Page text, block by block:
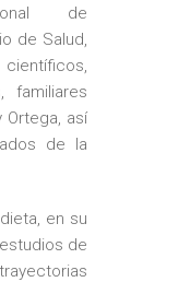
de
de Salud,
familiares
así
de la
en su
de